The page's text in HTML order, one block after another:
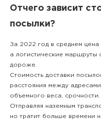
Отчего зависит
посылки?
За 2022 год в среднем цена
а логистические маршруты
дороже.
Стоимость доставки
расстояния между
объемного веса, срочности.
Отправляя наземным
но тратит больше времени